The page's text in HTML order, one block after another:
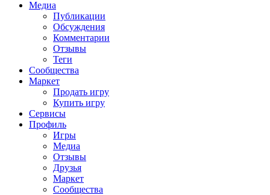
Медиа
Публикации
Обсуждения
Комментарии
Отзывы
Теги
Сообщества
Маркет
Продать игру
Купить игру
Сервисы
Профиль
Игры
Медиа
Отзывы
Друзья
Маркет
Сообщества